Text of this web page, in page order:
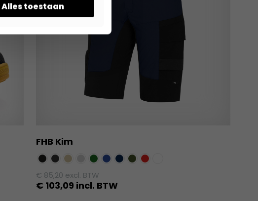
FHB Kim
€ 85,20 excl. BTW
€103,09 incl. BTW
Alles toestaan